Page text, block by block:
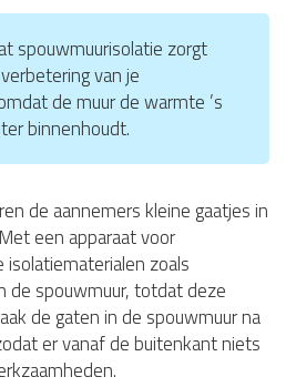
spouwmuurisolatie zorgt
van je
de muur de warmte ’s
binnenhoudt.
de aannemers kleine gaatjes in
een apparaat voor
zoals
de spouwmuur, totdat deze
de gaten in de spouwmuur na
er vanaf de buitenkant niets